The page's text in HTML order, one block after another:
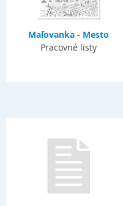
Maľovanka - Mesto
Pracovné listy